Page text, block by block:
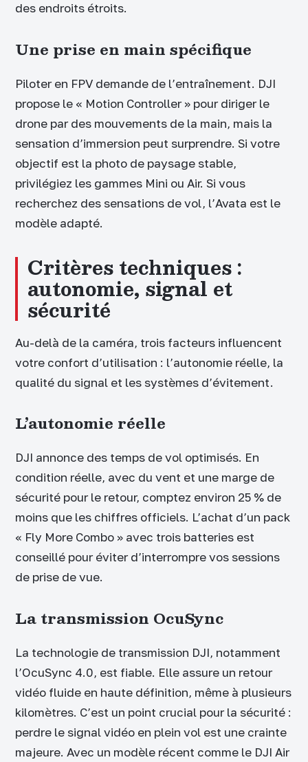
des endroits étroits.
Une prise en main spécifique
Piloter en FPV demande de l’entraînement. DJI
propose le « Motion Controller » pour diriger le
drone par des mouvements de la main, mais la
sensation d’immersion peut surprendre. Si votre
objectif est la photo de paysage stable,
privilégiez les gammes Mini ou Air. Si vous
recherchez des sensations de vol, l’Avata est le
modèle adapté.
Critères techniques :
autonomie, signal et
sécurité
Au-delà de la caméra, trois facteurs influencent
votre confort d’utilisation : l’autonomie réelle, la
qualité du signal et les systèmes d’évitement.
L’autonomie réelle
DJI annonce des temps de vol optimisés. En
condition réelle, avec du vent et une marge de
sécurité pour le retour, comptez environ 25 % de
moins que les chiffres officiels. L’achat d’un pack
« Fly More Combo » avec trois batteries est
conseillé pour éviter d’interrompre vos sessions
de prise de vue.
La transmission OcuSync
La technologie de transmission DJI, notamment
l’OcuSync 4.0, est fiable. Elle assure un retour
vidéo fluide en haute définition, même à plusieurs
kilomètres. C’est un point crucial pour la sécurité :
perdre le signal vidéo en plein vol est une crainte
majeure. Avec un modèle récent comme le DJI Air